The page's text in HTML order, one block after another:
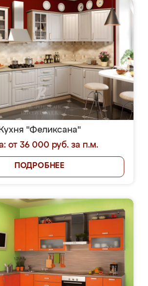
Кухня "Феликсана"
от 36 000 руб. за п.м.
ПОДРОБНЕЕ